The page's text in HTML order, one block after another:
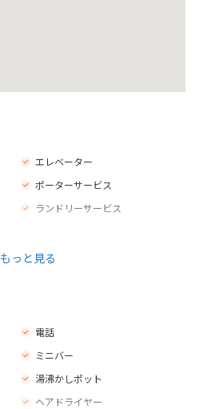
エレベーター
ポーターサービス
ランドリーサービス
もっと見る
電話
ミニバー
湯沸かしポット
ヘアドライヤー